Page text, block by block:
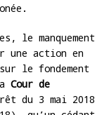
le manquement
une action en
sur le fondement
Cour de
du 3 mai 2018